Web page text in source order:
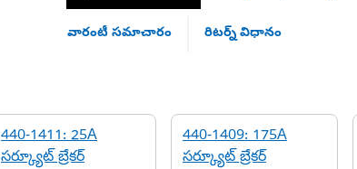
వారంటీ సమాచారం రిటర్న్ విధానం
440-1411: 25A
సర్క్యూట్ బ్రేకర్
440-1409: 175A
సర్క్యూట్ బ్రేకర్